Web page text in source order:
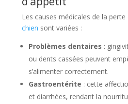
Les causes médicales de la perte
chien sont variées :
Problèmes dentaires :
ou dents cassées peuvent
s’alimenter correctement.
Gastroentérite : cette
et diarrhées, rendant la